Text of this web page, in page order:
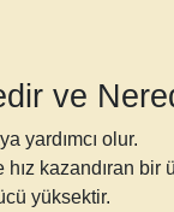
ve
yardımcı olur.
kazandıran bir
yüksektir.